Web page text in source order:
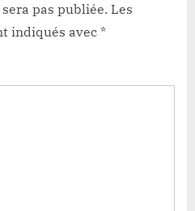
pas publiée. Les
indiqués avec *